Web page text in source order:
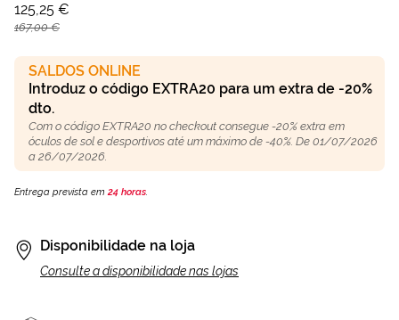
125,25 €
167,00 €
SALDOS ONLINE
Introduz o código EXTRA20 para um extra de -20%
dto.
Com o código EXTRA20 no checkout consegue -20% extra em
óculos de sol e desportivos até um máximo de -40%. De 01/07/2026
a 26/07/2026.
Entrega prevista em24 horas.
Disponibilidade na loja
Consulte a disponibilidade nas lojas